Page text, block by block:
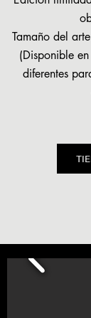
Tamaño del
(Disponible
diferentes